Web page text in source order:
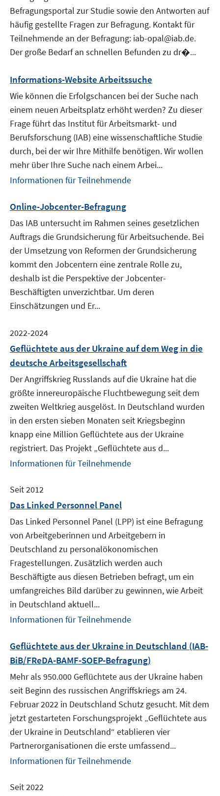
Befragungsportal zur Studie sowie den Antworten auf
häufig gestellte Fragen zur Befragung. Kontakt für
Teilnehmende an der Befragung: iab-opal@iab.de.
Der große Bedarf an schnellen Befunden zu dr�...
Informations-Website Arbeitssuche
Wie können die Erfolgschancen bei der Suche nach
einem neuen Arbeitsplatz erhöht werden? Zu dieser
Frage führt das Institut für Arbeitsmarkt- und
Berufsforschung (IAB) eine wissenschaftliche Studie
durch, bei der wir Ihre Mithilfe benötigen. Wir wollen
mehr über Ihre Suche nach einem Arbei...
Informationen für Teilnehmende
Online-Jobcenter-Befragung
Das IAB untersucht im Rahmen seines gesetzlichen
Auftrags die Grundsicherung für Arbeitsuchende. Bei
der Umsetzung von Reformen der Grundsicherung
kommt den Jobcentern eine zentrale Rolle zu,
deshalb ist die Perspektive der Jobcenter-
Beschäftigten unverzichtbar. Um deren
Einschätzungen und Er...
2022-2024
Geflüchtete aus der Ukraine auf dem Weg in die
deutsche Arbeitsgesellschaft
Der Angriffskrieg Russlands auf die Ukraine hat die
größte innereuropäische Fluchtbewegung seit dem
zweiten Weltkrieg ausgelöst. In Deutschland wurden
in den ersten sieben Monaten seit Kriegsbeginn
knapp eine Million Geflüchtete aus der Ukraine
registriert. Das Projekt „Geflüchtete aus d...
Informationen für Teilnehmende
Seit 2012
Das Linked Personnel Panel
Das Linked Personnel Panel (LPP) ist eine Befragung
von Arbeitgeberinnen und Arbeitgebern in
Deutschland zu personalökonomischen
Fragestellungen. Zusätzlich werden auch
Beschäftigte aus diesen Betrieben befragt, um ein
umfangreiches Bild darüber zu gewinnen, wie Arbeit
in Deutschland aktuell...
Informationen für Teilnehmende
Geflüchtete aus der Ukraine in Deutschland (IAB-
BiB/FReDA-BAMF-SOEP-Befragung)
Mehr als 950.000 Geflüchtete aus der Ukraine haben
seit Beginn des russischen Angriffskriegs am 24.
Februar 2022 in Deutschland Schutz gesucht. Mit dem
jetzt gestarteten Forschungsprojekt „Geflüchtete aus
der Ukraine in Deutschland“ etablieren vier
Partnerorganisationen die erste umfassend...
Informationen für Teilnehmende
Seit 2022